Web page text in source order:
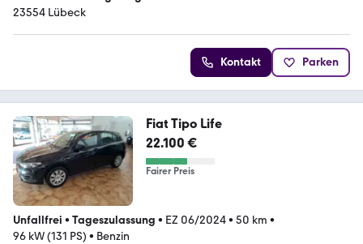
23554 Lübeck
Kontakt Parken
Fiat Tipo Life
22.100 €
Fairer Preis
Unfallfrei • Tageszulassung • EZ 06/2024• 50 km •
96 kW (131 PS) • Benzin